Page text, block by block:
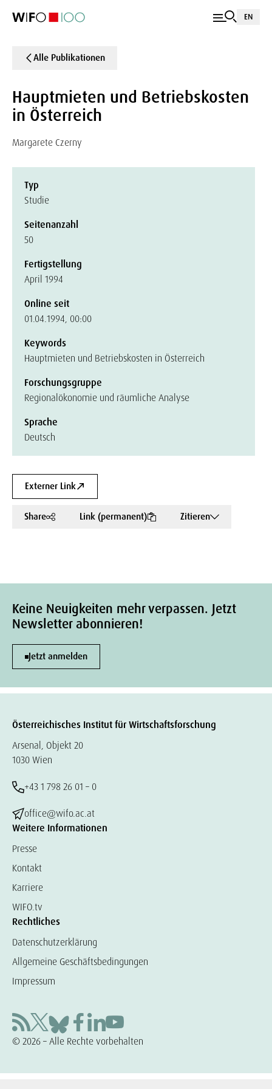
EN
Alle Publikationen
Hauptmieten und Betriebskosten
in Österreich
Margarete Czerny
Typ
Studie
Seitenanzahl
50
Fertigstellung
April 1994
Online seit
01.04.1994, 00:00
Keywords
Hauptmieten und Betriebskosten in Österreich
Forschungsgruppe
Regionalökonomie und räumliche Analyse
Sprache
Deutsch
Externer Link
Share Link (permanent) Zitieren
Keine Neuigkeiten mehr verpassen. Jetzt
Newsletter abonnieren!
Jetzt anmelden
Österreichisches Institut für Wirtschaftsforschung
Arsenal, Objekt 20
1030 Wien
+43 1 798 26 01 – 0
office@wifo.ac.at
Weitere Informationen
Presse
Kontakt
Karriere
WIFO.tv
Rechtliches
Datenschutzerklärung
Allgemeine Geschäftsbedingungen
Impressum
© 2026 – Alle Rechte vorbehalten